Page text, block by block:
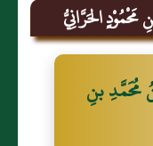
الحَرَّانِيُّ
مُحَمَّدِ بنِ